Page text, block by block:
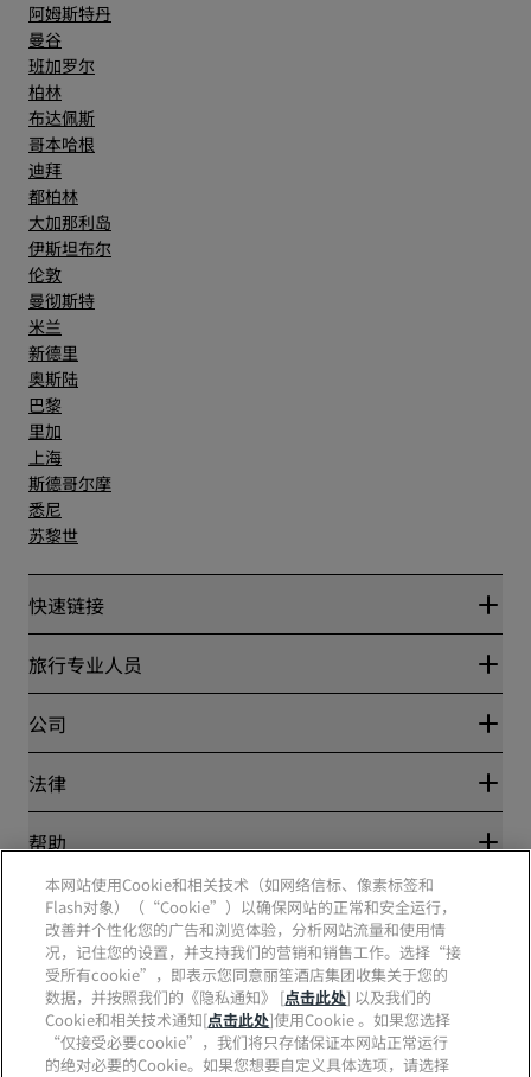
阿姆斯特丹
曼谷
班加罗尔
柏林
布达佩斯
哥本哈根
迪拜
都柏林
大加那利岛
伊斯坦布尔
伦敦
曼彻斯特
米兰
新德里
奥斯陆
巴黎
里加
上海
斯德哥尔摩
悉尼
苏黎世
快速链接
丽赏会
Blog
目的地
丽笙酒店集团APP
体育认证酒店
家庭友好型酒店
旅行专业人员
合作伙伴
公司
丽笙酒店集团
工作机会 RHG
工作机会 PPHE
工作机会 EHL
The Club by RHG
发展机会
责任经营
采购
法律
隐私中心
丽赏会条款和条件
网站使用协议
数字无障碍
现代奴隶制声明
帮助
消费者警示
联系方式
常见问题
网站地图
社交媒体
丽笙酒店集团品牌
本网站使用Cookie和相关技术（如网络信标、像素标签和
Flash对象）（“Cookie”）以确保网站的正常和安全运行，
改善并个性化您的广告和浏览体验，分析网站流量和使用情
况，记住您的设置，并支持我们的营销和销售工作。选择“接
受所有cookie”，即表示您同意丽笙酒店集团收集关于您的
数据，并按照我们的《隐私通知》 [点击此处] 以及我们的
Cookie和相关技术通知[点击此处]使用Cookie 。如果您选择
“仅接受必要cookie”，我们将只存储保证本网站正常运行
的绝对必要的Cookie。如果您想要自定义具体选项，请选择